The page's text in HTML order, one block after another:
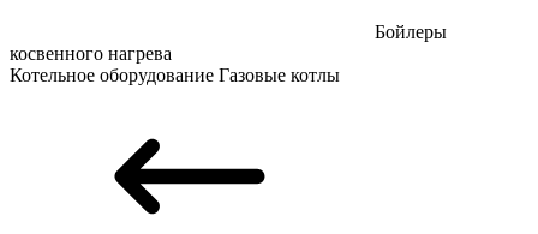
Бойлеры
косвенного нагрева
Котельное оборудование Газовые котлы